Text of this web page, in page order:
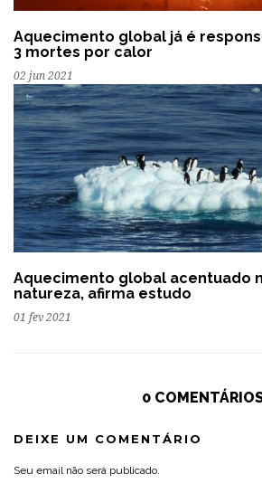
Aquecimento global já é
3 mortes por calor
02 jun 2021
Aquecimento global acentuado
natureza, afirma estudo
01 fev 2021
0
DEIXE UM COMENTÁRIO
Seu email não será publicado.